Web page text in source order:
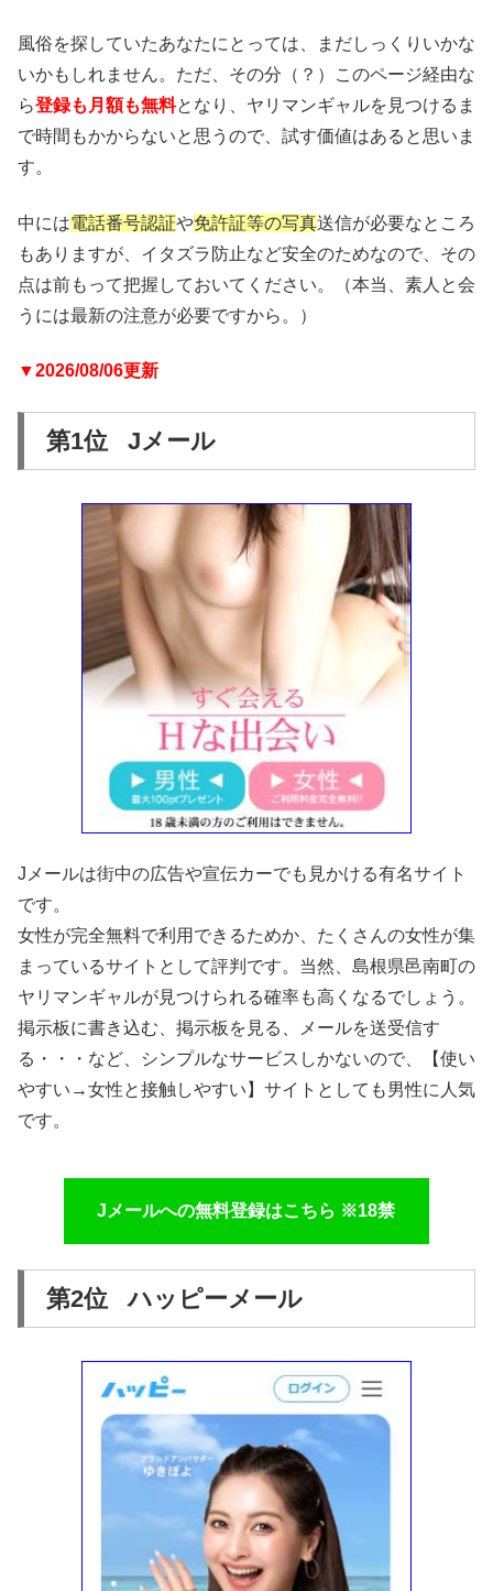
風俗を探していたあなたにとっては、まだしっくりいかな
いかもしれません。ただ、その分（？）このページ経由な
ら登録も月額も無料となり、ヤリマンギャルを見つけるま
で時間もかからないと思うので、試す価値はあると思いま
す。
中には電話番号認証や免許証等の写真送信が必要なところ
もありますが、イタズラ防止など安全のためなので、その
点は前もって把握しておいてください。（本当、素人と会
うには最新の注意が必要ですから。）
▼2026/08/06更新
第1位 Jメール
Jメールは街中の広告や宣伝カーでも見かける有名サイト
です。
女性が完全無料で利用できるためか、たくさんの女性が集
まっているサイトとして評判です。当然、島根県邑南町の
ヤリマンギャルが見つけられる確率も高くなるでしょう。
掲示板に書き込む、掲示板を見る、メールを送受信す
る・・・など、シンプルなサービスしかないので、【使い
やすい→女性と接触しやすい】サイトとしても男性に人気
です。
Jメールへの無料登録はこちら ※18禁
第2位 ハッピーメール